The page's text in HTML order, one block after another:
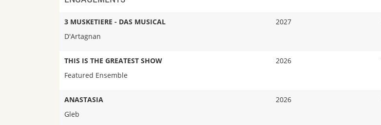
3 MUSKETIERE - DAS MUSICAL
D'Artagnan
2027
THIS IS THE GREATEST SHOW
Featured Ensemble
2026
ANASTASIA
Gleb
2026